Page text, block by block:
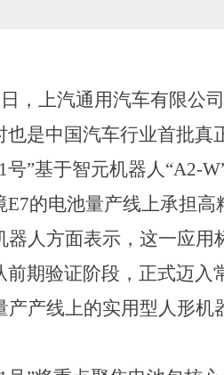
，上汽通用汽车有限公
也是中国汽车行业首批
号”基于智元机器人“A2-
E7的电池量产线上承担高
器人方面表示，这一应
前期验证阶段，正式迈入
产产线上的实用型人形机